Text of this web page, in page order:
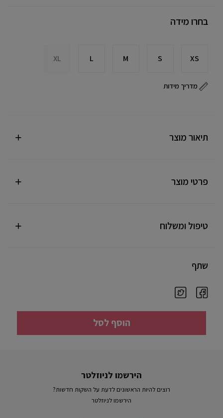
בחרו מידה
XS
S
M
L
XL
מדריך מידות
תיאור מוצר
פרטי מוצר
טיפול ומשלוח
שתף
הוסף לסל
הירשמו לניוזלטר
רוצים להיות הראשונים לדעת על השקות חדשות?
הירשמו לניוזלטר